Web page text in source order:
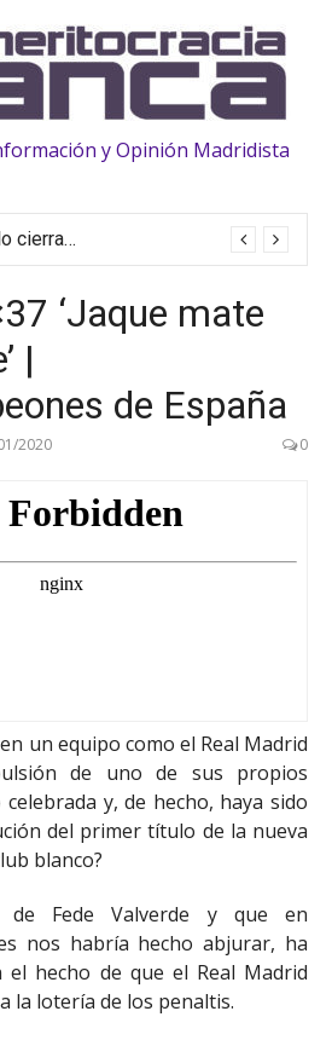
y Opinión Madridista
OFICIAL: Gonzalo cierra su traspaso al Fulham
‘Jaque mate
|
de España
2020 0
un equipo como el Real Madrid
de uno de sus propios
y, de hecho, haya sido
del primer título de la nueva
blanco?
de Fede Valverde y que en
nos habría hecho abjurar, ha
el hecho de que el Real Madrid
la lotería de los penaltis.